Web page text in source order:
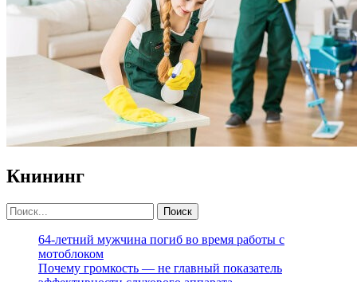
Кнининг
64-летний мужчина погиб во время работы с
мотоблоком
Почему громкость — не главный показатель